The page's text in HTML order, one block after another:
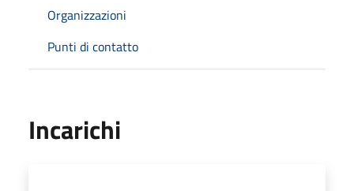
Organizzazioni
Punti di contatto
Incarichi